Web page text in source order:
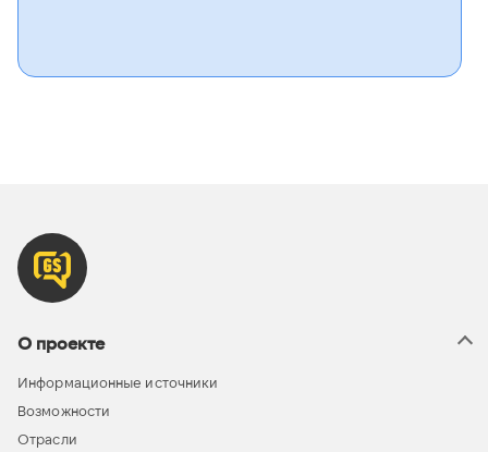
О проекте
Информационные источники
Возможности
Отрасли